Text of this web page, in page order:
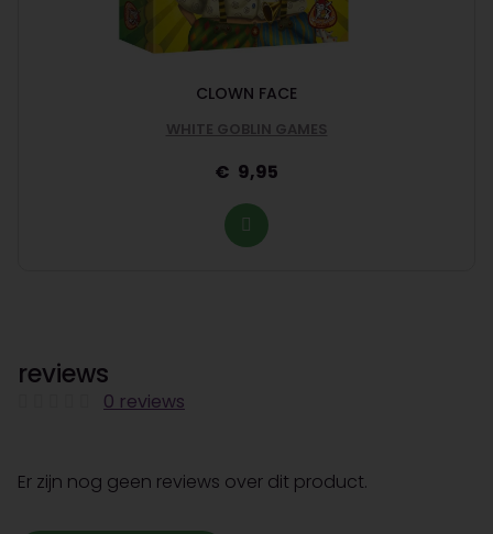
CLOWN FACE
WHITE GOBLIN GAMES
9,95
reviews
0 reviews
Er zijn nog geen reviews over dit product.